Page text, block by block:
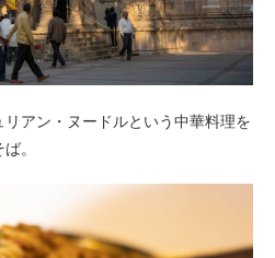
アン・ヌードルという中華料理を
。